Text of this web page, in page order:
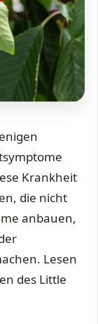
Krankheit
die nicht
anbauen,
Lesen
des Little